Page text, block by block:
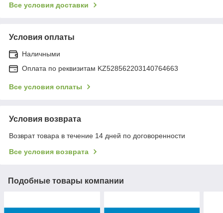
Все условия доставки
Условия оплаты
Наличными
Оплата по реквизитам KZ528562203140764663
Все условия оплаты
Условия возврата
Возврат товара в течение 14 дней по договоренности
Все условия возврата
Подобные товары компании